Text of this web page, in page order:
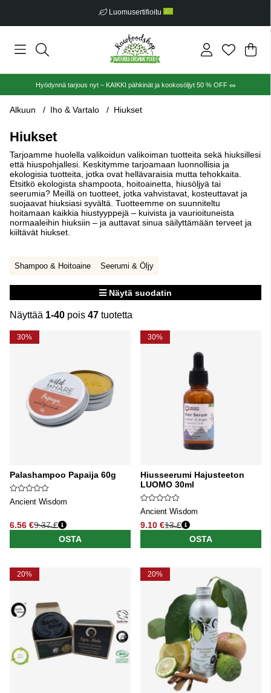
Ilmainen toimitus alkaen €30
.
Hyödynnä tarjous nyt – KAIKKI pähkinät ja kookosöljyt 50 % OFF 🥜
Alkuun Iho & Vartalo Hiukset
Hiukset
Tarjoamme huolella valikoidun valikoiman tuotteita sekä hiuksillesi
että hiuspohjallesi. Keskitymme tarjoamaan luonnollisia ja
ekologisia tuotteita, jotka ovat hellävaraisia mutta tehokkaita.
Etsitkö ekologista shampoota, hoitoainetta, hiusöljyä tai
seerumia? Meillä on tuotteet, jotka vahvistavat, kosteuttavat ja
suojaavat hiuksiasi syvältä. Tuotteemme on suunniteltu
hoitamaan kaikkia hiustyyppejä – kuivista ja vaurioituneista
normaaleihin hiuksiin – ja auttavat sinua säilyttämään terveet ja
kiiltävät hiukset.
Shampoo & Hoitoaine Seerumi & Öljy
Näytä suodatin
Näyttää 1-40 pois 47 tuotetta
Tuotteet
30%
Palashampoo Papaija 60g
Ancient Wisdom
6.56 €
Normaali hinta
9.37 €
OSTA
30%
Hiusseerumi Hajusteeton
LUOMO 30ml
Ancient Wisdom
9.10 €
Normaali hinta
13 €
OSTA
20% 20%